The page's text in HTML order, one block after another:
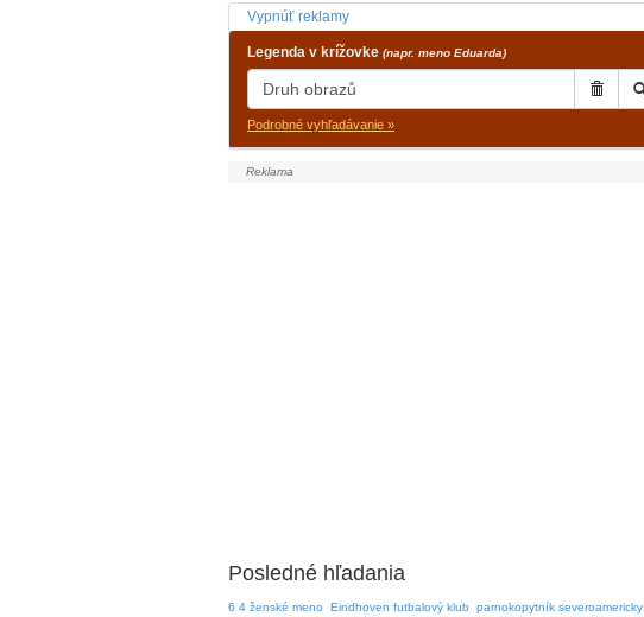
Vypnúť reklamy
Legenda v krížovke (napr. meno Eduarda)
Podrobné vyhľadávanie »
Posledné hľadania
6 4 ženské meno Eindhoven futbalový klub parnokopytník severoamericky